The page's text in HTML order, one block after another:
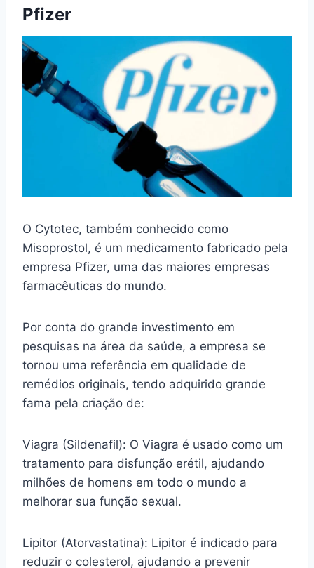
Pfizer
O Cytotec, também conhecido como
Misoprostol, é um medicamento fabricado pela
empresa Pfizer, uma das maiores empresas
farmacêuticas do mundo.
Por conta do grande investimento em
pesquisas na área da saúde, a empresa se
tornou uma referência em qualidade de
remédios originais, tendo adquirido grande
fama pela criação de:
Viagra (Sildenafil): O Viagra é usado como um
tratamento para disfunção erétil, ajudando
milhões de homens em todo o mundo a
melhorar sua função sexual.
Lipitor (Atorvastatina): Lipitor é indicado para
reduzir o colesterol, ajudando a prevenir